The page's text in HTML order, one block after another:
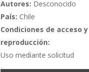
Autores: Desconocido
País: Chile
Condiciones de acceso y
reproducción:
Uso mediante solicitud